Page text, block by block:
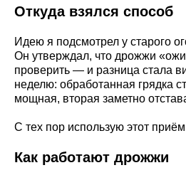
Откуда взялся способ
Идею я подсмотрел у старого
Он утверждал, что дрожжи
проверить — и разница стала
неделю: обработанная грядка
мощная, вторая заметно
С тех пор использую этот
Как работают дрожжи